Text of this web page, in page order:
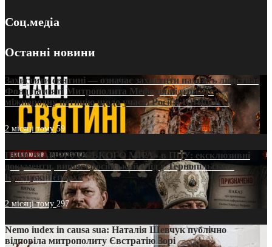
Соц.медіа
Останні новини
Захистити святині — означає захистити пам’ять людства:
Фонд пам’яті Митрополита Мефодія підтримує
міжнародну петицію щодо участі Росії в ЮНЕСКО
2 місяці тому59
ПРИСМАК «РУССЬКОГО МІРА» в ПЦУ: ексклюзивні
документи, вирок і російський слід у Тернопільсько-
Бучацькій єпархії
2 місяці тому 297
Nemo iudex in causa sua: Наталія Шевчук публічно
відповіла митрополиту Євстратію Зорі